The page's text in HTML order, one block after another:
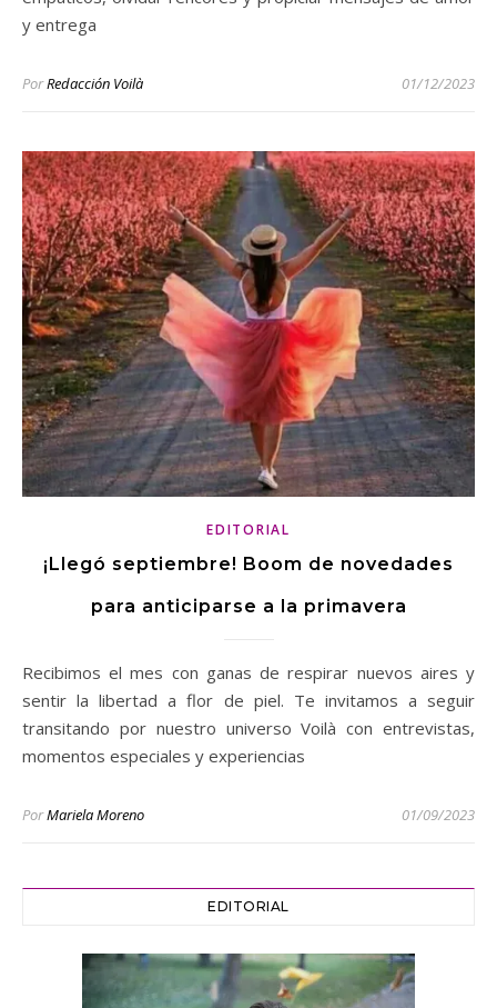
y entrega
PorRedacción Voilà 01/12/2023
EDITORIAL
¡Llegó septiembre! Boom de novedades
para anticiparse a la primavera
Recibimos el mes con ganas de respirar nuevos aires y
sentir la libertad a flor de piel. Te invitamos a seguir
transitando por nuestro universo Voilà con entrevistas,
momentos especiales y experiencias
PorMariela Moreno 01/09/2023
EDITORIAL